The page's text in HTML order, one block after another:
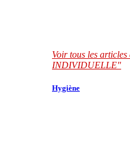
Voir tous les
INDIVIDUELLE"
Hygiène